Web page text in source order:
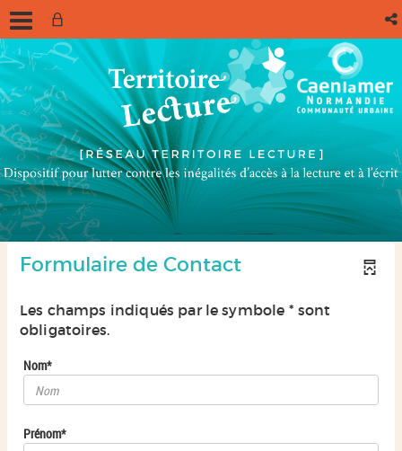
Formulaire de Contact
Les champs indiqués par le symbole * sont
obligatoires.
Nom*
Prénom*